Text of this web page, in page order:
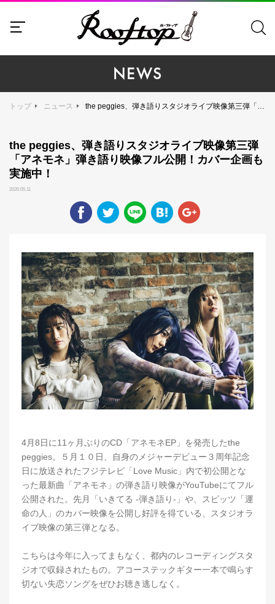
NEWS
トップ ニュース the peggies、弾き語りスタジオライブ映像第三弾「アネモネ」弾き語り映像フル公開！カバー企画も実施中！
the peggies、弾き語りスタジオライブ映像第三弾
「アネモネ」弾き語り映像フル公開！カバー企画も
実施中！
2020.05.11
4月8日に11ヶ月ぶりのCD「アネモネEP」を発売したthe
peggies。５月１０日、自身のメジャーデビュー３周年記念
日に放送されたフジテレビ「Love Music」内で初公開とな
った最新曲「アネモネ」の弾き語り映像がYouTubeにてフル
公開された。先月「いきてる -弾き語り-」や、スピッツ「運
命の人」のカバー映像を公開し好評を得ている、スタジオラ
イブ映像の第三弾となる。
こちらは今年に入ってまもなく、都内のレコーディングスタ
ジオで収録されたもの。アコーステックギター一本で鳴らす
切ない失恋ソングをぜひお聴き逃しなく。